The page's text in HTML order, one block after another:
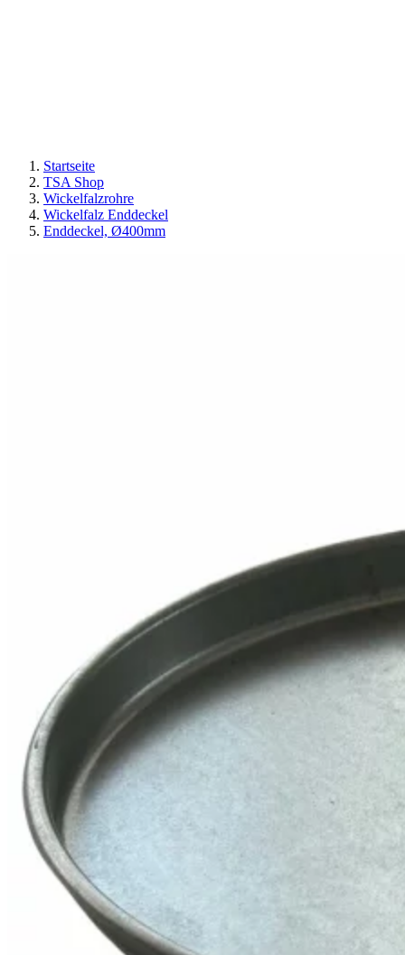
Startseite
TSA Shop
Wickelfalzrohre
Wickelfalz Enddeckel
Enddeckel, Ø400mm